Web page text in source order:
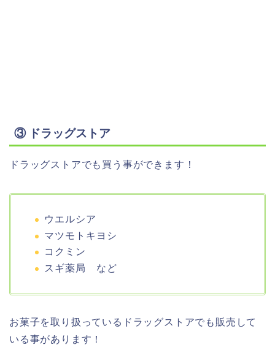
③ ドラッグストア
ドラッグストアでも買う事ができます！
ウエルシア
マツモトキヨシ
コクミン
スギ薬局 など
お菓子を取り扱っているドラッグストアでも販売して
いる事があります！